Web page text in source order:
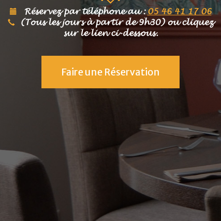
Réservez par téléphone au :05 46 41 17 06
(Tous les jours à partir de 9h30) ou cliquez
sur le lien ci-dessous.
Faire une Réservation